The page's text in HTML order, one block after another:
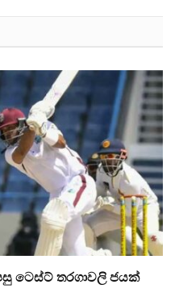
ටෙස්ට් තරගාවලි ජයක්